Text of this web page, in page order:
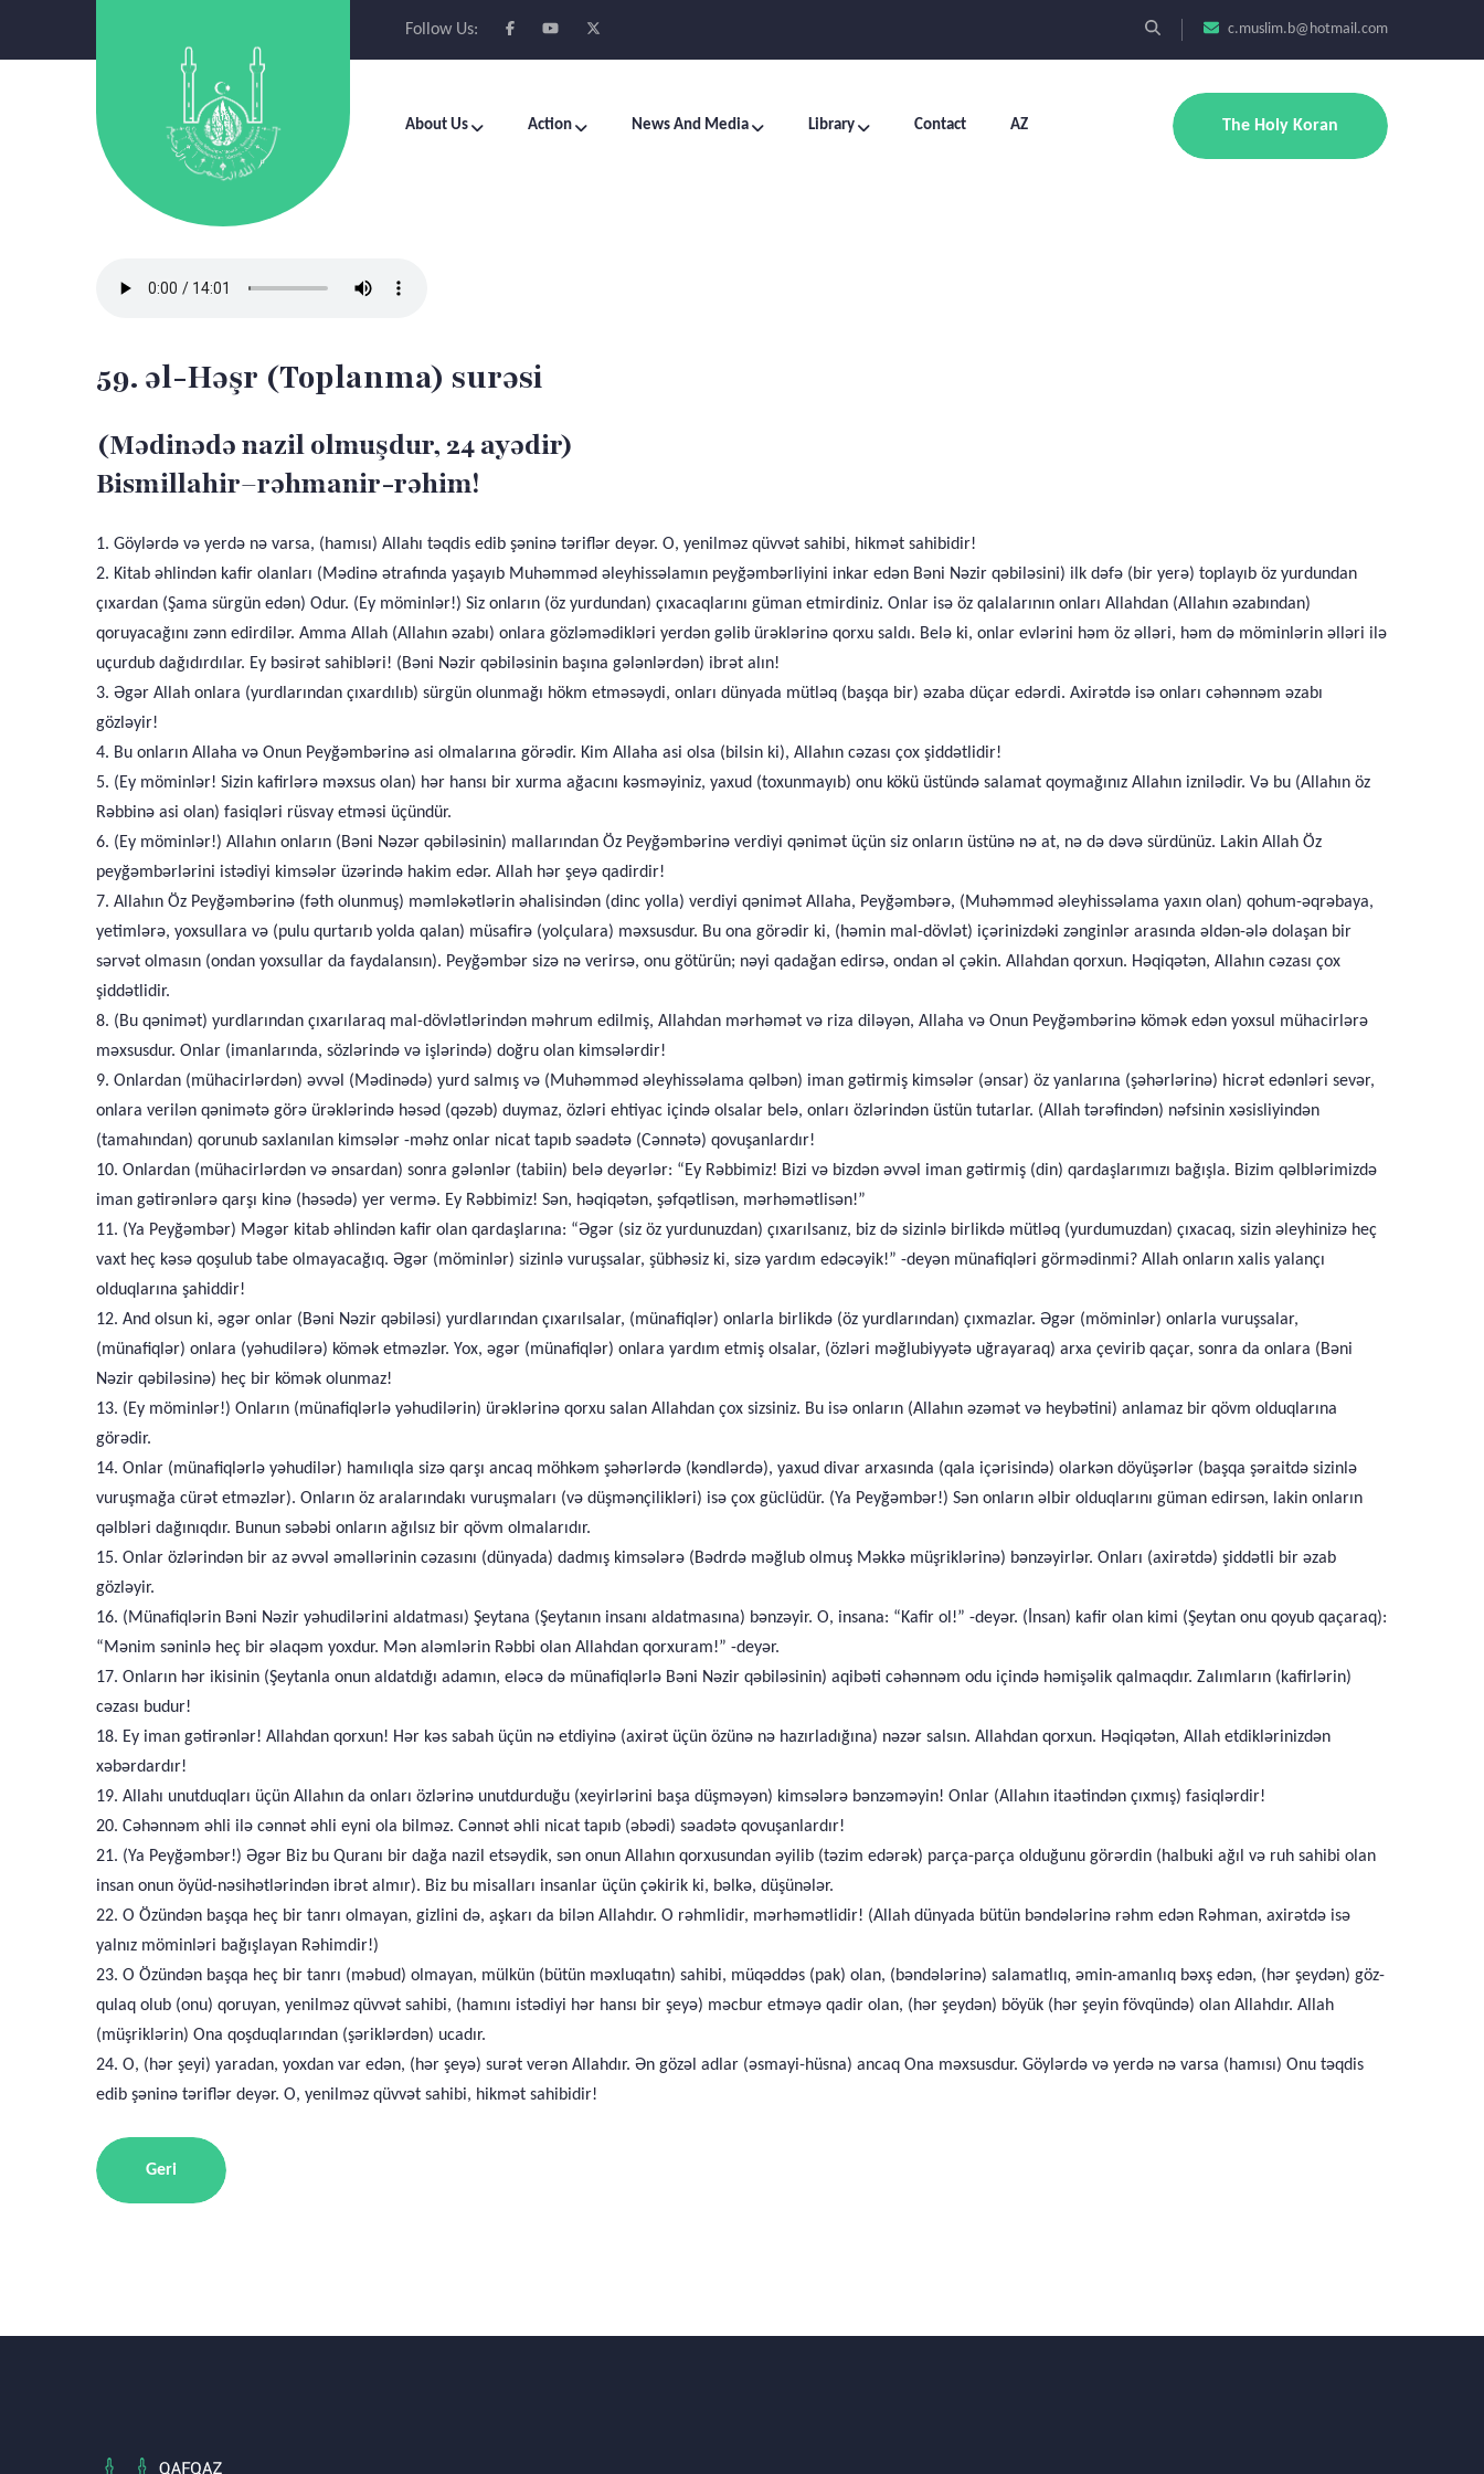
Follow Us: c.muslim.b@hotmail.com
About Us Action News And Media Library Contact AZ The Holy Koran
59. əl-Həşr (Toplanma) surəsi
(Mədinədə nazil olmuşdur, 24 ayədir)
Bismillahir–rəhmanir-rəhim!
1. Göylərdə və yerdə nə varsa, (hamısı) Allahı təqdis edib şəninə təriflər deyər. O, yenilməz qüvvət sahibi, hikmət sahibidir!
2. Kitab əhlindən kafir olanları (Mədinə ətrafında yaşayıb Muhəmməd əleyhissəlamın peyğəmbərliyini inkar edən Bəni Nəzir qəbiləsini) ilk dəfə (bir yerə) toplayıb öz yurdundan
çıxardan (Şama sürgün edən) Odur. (Ey möminlər!) Siz onların (öz yurdundan) çıxacaqlarını güman etmirdiniz. Onlar isə öz qalalarının onları Allahdan (Allahın əzabından)
qoruyacağını zənn edirdilər. Amma Allah (Allahın əzabı) onlara gözləmədikləri yerdən gəlib ürəklərinə qorxu saldı. Belə ki, onlar evlərini həm öz əlləri, həm də möminlərin əlləri ilə
uçurdub dağıdırdılar. Ey bəsirət sahibləri! (Bəni Nəzir qəbiləsinin başına gələnlərdən) ibrət alın!
3. Əgər Allah onlara (yurdlarından çıxardılıb) sürgün olunmağı hökm etməsəydi, onları dünyada mütləq (başqa bir) əzaba düçar edərdi. Axirətdə isə onları cəhənnəm əzabı
gözləyir!
4. Bu onların Allaha və Onun Peyğəmbərinə asi olmalarına görədir. Kim Allaha asi olsa (bilsin ki), Allahın cəzası çox şiddətlidir!
5. (Ey möminlər! Sizin kafirlərə məxsus olan) hər hansı bir xurma ağacını kəsməyiniz, yaxud (toxunmayıb) onu kökü üstündə salamat qoymağınız Allahın iznilədir. Və bu (Allahın öz
Rəbbinə asi olan) fasiqləri rüsvay etməsi üçündür.
6. (Ey möminlər!) Allahın onların (Bəni Nəzər qəbiləsinin) mallarından Öz Peyğəmbərinə verdiyi qənimət üçün siz onların üstünə nə at, nə də dəvə sürdünüz. Lakin Allah Öz
peyğəmbərlərini istədiyi kimsələr üzərində hakim edər. Allah hər şeyə qadirdir!
7. Allahın Öz Peyğəmbərinə (fəth olunmuş) məmləkətlərin əhalisindən (dinc yolla) verdiyi qənimət Allaha, Peyğəmbərə, (Muhəmməd əleyhissəlama yaxın olan) qohum-əqrəbaya,
yetimlərə, yoxsullara və (pulu qurtarıb yolda qalan) müsafirə (yolçulara) məxsusdur. Bu ona görədir ki, (həmin mal-dövlət) içərinizdəki zənginlər arasında əldən-ələ dolaşan bir
sərvət olmasın (ondan yoxsullar da faydalansın). Peyğəmbər sizə nə verirsə, onu götürün; nəyi qadağan edirsə, ondan əl çəkin. Allahdan qorxun. Həqiqətən, Allahın cəzası çox
şiddətlidir.
8. (Bu qənimət) yurdlarından çıxarılaraq mal-dövlətlərindən məhrum edilmiş, Allahdan mərhəmət və riza diləyən, Allaha və Onun Peyğəmbərinə kömək edən yoxsul mühacirlərə
məxsusdur. Onlar (imanlarında, sözlərində və işlərində) doğru olan kimsələrdir!
9. Onlardan (mühacirlərdən) əvvəl (Mədinədə) yurd salmış və (Muhəmməd əleyhissəlama qəlbən) iman gətirmiş kimsələr (ənsar) öz yanlarına (şəhərlərinə) hicrət edənləri sevər,
onlara verilən qənimətə görə ürəklərində həsəd (qəzəb) duymaz, özləri ehtiyac içində olsalar belə, onları özlərindən üstün tutarlar. (Allah tərəfindən) nəfsinin xəsisliyindən
(tamahından) qorunub saxlanılan kimsələr -məhz onlar nicat tapıb səadətə (Cənnətə) qovuşanlardır!
10. Onlardan (mühacirlərdən və ənsardan) sonra gələnlər (tabiin) belə deyərlər: “Ey Rəbbimiz! Bizi və bizdən əvvəl iman gətirmiş (din) qardaşlarımızı bağışla. Bizim qəlblərimizdə
iman gətirənlərə qarşı kinə (həsədə) yer vermə. Ey Rəbbimiz! Sən, həqiqətən, şəfqətlisən, mərhəmətlisən!”
11. (Ya Peyğəmbər) Məgər kitab əhlindən kafir olan qardaşlarına: “Əgər (siz öz yurdunuzdan) çıxarılsanız, biz də sizinlə birlikdə mütləq (yurdumuzdan) çıxacaq, sizin əleyhinizə heç
vaxt heç kəsə qoşulub tabe olmayacağıq. Əgər (möminlər) sizinlə vuruşsalar, şübhəsiz ki, sizə yardım edəcəyik!” -deyən münafiqləri görmədinmi? Allah onların xalis yalançı
olduqlarına şahiddir!
12. And olsun ki, əgər onlar (Bəni Nəzir qəbiləsi) yurdlarından çıxarılsalar, (münafiqlər) onlarla birlikdə (öz yurdlarından) çıxmazlar. Əgər (möminlər) onlarla vuruşsalar,
(münafiqlər) onlara (yəhudilərə) kömək etməzlər. Yox, əgər (münafiqlər) onlara yardım etmiş olsalar, (özləri məğlubiyyətə uğrayaraq) arxa çevirib qaçar, sonra da onlara (Bəni
Nəzir qəbiləsinə) heç bir kömək olunmaz!
13. (Ey möminlər!) Onların (münafiqlərlə yəhudilərin) ürəklərinə qorxu salan Allahdan çox sizsiniz. Bu isə onların (Allahın əzəmət və heybətini) anlamaz bir qövm olduqlarına
görədir.
14. Onlar (münafiqlərlə yəhudilər) hamılıqla sizə qarşı ancaq möhkəm şəhərlərdə (kəndlərdə), yaxud divar arxasında (qala içərisində) olarkən döyüşərlər (başqa şəraitdə sizinlə
vuruşmağa cürət etməzlər). Onların öz aralarındakı vuruşmaları (və düşmənçilikləri) isə çox güclüdür. (Ya Peyğəmbər!) Sən onların əlbir olduqlarını güman edirsən, lakin onların
qəlbləri dağınıqdır. Bunun səbəbi onların ağılsız bir qövm olmalarıdır.
15. Onlar özlərindən bir az əvvəl əməllərinin cəzasını (dünyada) dadmış kimsələrə (Bədrdə məğlub olmuş Məkkə müşriklərinə) bənzəyirlər. Onları (axirətdə) şiddətli bir əzab
gözləyir.
16. (Münafiqlərin Bəni Nəzir yəhudilərini aldatması) Şeytana (Şeytanın insanı aldatmasına) bənzəyir. O, insana: “Kafir ol!” -deyər. (İnsan) kafir olan kimi (Şeytan onu qoyub qaçaraq):
“Mənim səninlə heç bir əlaqəm yoxdur. Mən aləmlərin Rəbbi olan Allahdan qorxuram!” -deyər.
17. Onların hər ikisinin (Şeytanla onun aldatdığı adamın, eləcə də münafiqlərlə Bəni Nəzir qəbiləsinin) aqibəti cəhənnəm odu içində həmişəlik qalmaqdır. Zalımların (kafirlərin)
cəzası budur!
18. Ey iman gətirənlər! Allahdan qorxun! Hər kəs sabah üçün nə etdiyinə (axirət üçün özünə nə hazırladığına) nəzər salsın. Allahdan qorxun. Həqiqətən, Allah etdiklərinizdən
xəbərdardır!
19. Allahı unutduqları üçün Allahın da onları özlərinə unutdurduğu (xeyirlərini başa düşməyən) kimsələrə bənzəməyin! Onlar (Allahın itaətindən çıxmış) fasiqlərdir!
20. Cəhənnəm əhli ilə cənnət əhli eyni ola bilməz. Cənnət əhli nicat tapıb (əbədi) səadətə qovuşanlardır!
21. (Ya Peyğəmbər!) Əgər Biz bu Quranı bir dağa nazil etsəydik, sən onun Allahın qorxusundan əyilib (təzim edərək) parça-parça olduğunu görərdin (halbuki ağıl və ruh sahibi olan
insan onun öyüd-nəsihətlərindən ibrət almır). Biz bu misalları insanlar üçün çəkirik ki, bəlkə, düşünələr.
22. O Özündən başqa heç bir tanrı olmayan, gizlini də, aşkarı da bilən Allahdır. O rəhmlidir, mərhəmətlidir! (Allah dünyada bütün bəndələrinə rəhm edən Rəhman, axirətdə isə
yalnız möminləri bağışlayan Rəhimdir!)
23. O Özündən başqa heç bir tanrı (məbud) olmayan, mülkün (bütün məxluqatın) sahibi, müqəddəs (pak) olan, (bəndələrinə) salamatlıq, əmin-amanlıq bəxş edən, (hər şeydən) göz-
qulaq olub (onu) qoruyan, yenilməz qüvvət sahibi, (hamını istədiyi hər hansı bir şeyə) məcbur etməyə qadir olan, (hər şeydən) böyük (hər şeyin fövqündə) olan Allahdır. Allah
(müşriklərin) Ona qoşduqlarından (şəriklərdən) ucadır.
24. O, (hər şeyi) yaradan, yoxdan var edən, (hər şeyə) surət verən Allahdır. Ən gözəl adlar (əsmayi-hüsna) ancaq Ona məxsusdur. Göylərdə və yerdə nə varsa (hamısı) Onu təqdis
edib şəninə təriflər deyər. O, yenilməz qüvvət sahibi, hikmət sahibidir!
Geri